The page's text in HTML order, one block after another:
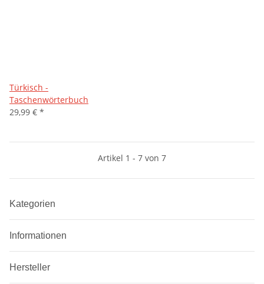
Türkisch -
Taschenwörterbuch
29,99 € *
Artikel 1 - 7 von 7
Kategorien
Informationen
Hersteller